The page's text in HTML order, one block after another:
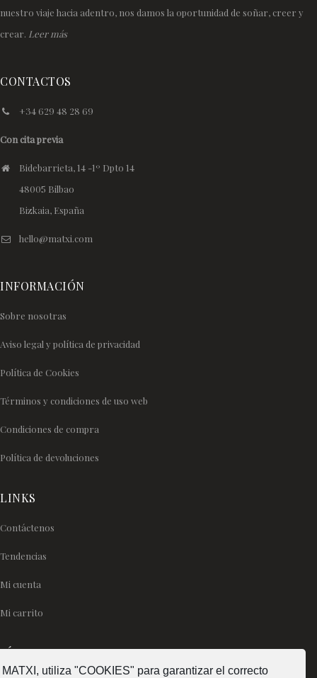
MATXI, utiliza "COOKIES" para garantizar el correcto
nuestro viaje hacia adentro, nos damos la oportunidad de soñar, creer y
crear. Leer más
CONTACTOS
+34 629 48 28 69
Con cita previa
Bidebarrieta, 14 -1º Dpto 14
48005 Bilbao
Bizkaia, España
hello@matxi.com
INFORMACIÓN
Sobre nosotras
Aviso legal y política de privacidad
Política de Cookies
Términos y condiciones de uso web
Condiciones de compra
Política de devoluciones
LINKS
Contáctenos
Tendencias
Mi cuenta
Mi carrito
SÍGUENOS